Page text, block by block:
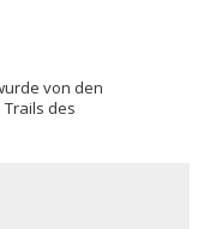
von den
des